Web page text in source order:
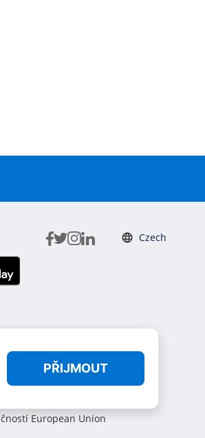
PŘIJMOUT
Czech
European Union